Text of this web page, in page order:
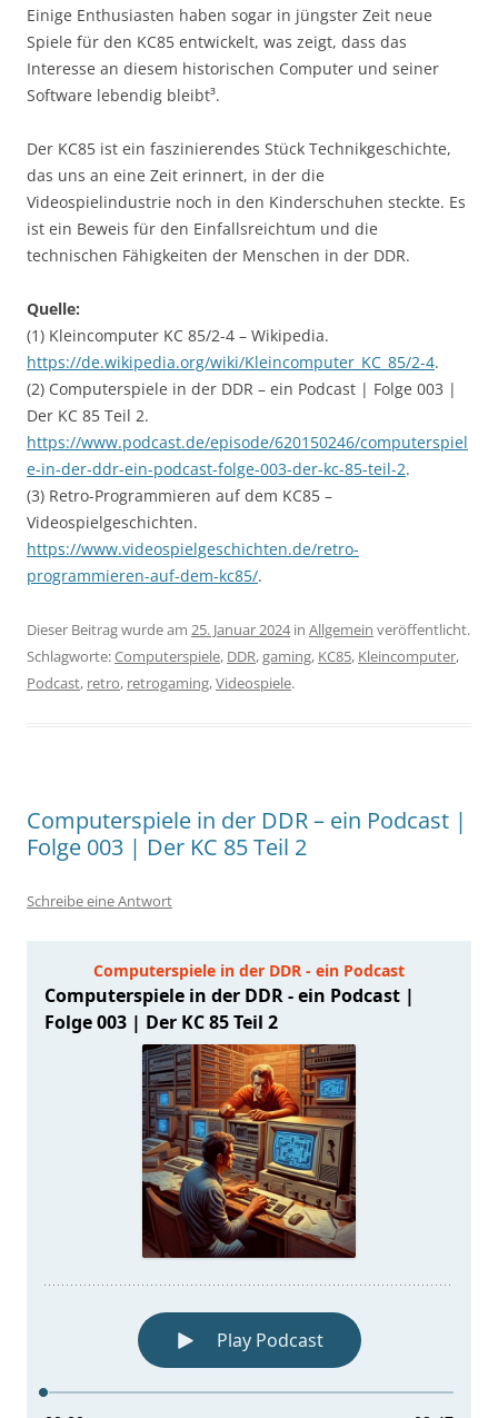
Einige Enthusiasten haben sogar in jüngster Zeit neue
Spiele für den KC85 entwickelt, was zeigt, dass das
Interesse an diesem historischen Computer und seiner
Software lebendig bleibt³.
Der KC85 ist ein faszinierendes Stück Technikgeschichte,
das uns an eine Zeit erinnert, in der die
Videospielindustrie noch in den Kinderschuhen steckte. Es
ist ein Beweis für den Einfallsreichtum und die
technischen Fähigkeiten der Menschen in der DDR.
Quelle:
(1) Kleincomputer KC 85/2-4 – Wikipedia.
https://de.wikipedia.org/wiki/Kleincomputer_KC_85/2-4.
(2) Computerspiele in der DDR – ein Podcast | Folge 003 |
Der KC 85 Teil 2.
https://www.podcast.de/episode/620150246/computerspiel
e-in-der-ddr-ein-podcast-folge-003-der-kc-85-teil-2.
(3) Retro-Programmieren auf dem KC85 –
Videospielgeschichten.
https://www.videospielgeschichten.de/retro-
programmieren-auf-dem-kc85/.
Dieser Beitrag wurde am 25. Januar 2024in Allgemein veröffentlicht.
Schlagworte:Computerspiele, DDR,gaming, KC85, Kleincomputer,
Podcast, retro, retrogaming,Videospiele.
Computerspiele in der DDR – ein Podcast |
Folge 003 | Der KC 85 Teil 2
Schreibe eine Antwort